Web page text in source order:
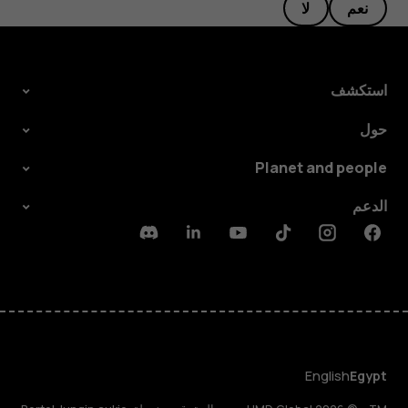
نعم لا
استكشف
حول
Planet and people
الدعم
Facebook
Instagram
Tiktok
Youtube
Linkedin
Discord
Egypt
English